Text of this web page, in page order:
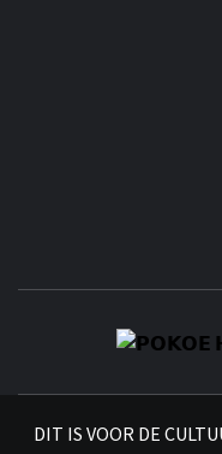
DIT IS VOOR DE